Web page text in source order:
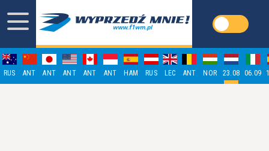
RUS ANT ANT ANT ANT ANT HAM RUS LEC ANT NOR 23.08 06.09